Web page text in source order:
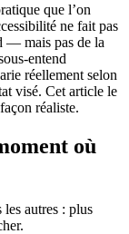
que l’on
ne fait pas
— mais pas de la
entend
réellement selon
visé. Cet article le
réaliste.
où
autres : plus